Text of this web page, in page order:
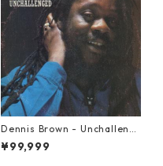
Dennis Brown - Unchalleng
ed【LP-70046】
¥99,999